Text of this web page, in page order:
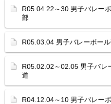
R05.04.22～30 男子バレー
部
R05.03.04 男子バレーボー
R05.02.02～02.05 男子バレ
道
R04.12.04～10 男子バレー